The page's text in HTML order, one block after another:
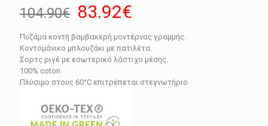
104.90€ Original
price
was:
104.90€.
83.92€
τρέχουσα
τιμή
είναι:
83.92€.
Πυζάμα κοντή βαμβακερή μοντέρνας γραμμής.
Κοντομάνικο μπλουζάκι με πατιλέτα.
Σορτς ριγέ με εσωτερικό λάστιχο μέσης.
100% coton
Πλύσιμο στους 60°C επιτρέπεται στεγνωτήριο